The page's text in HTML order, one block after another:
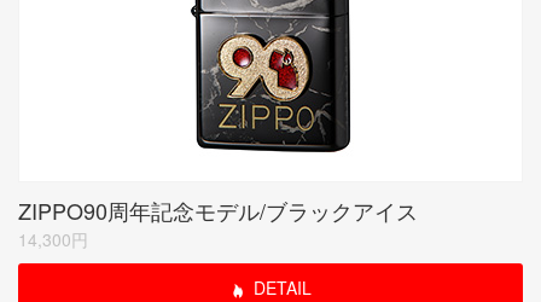
ZIPPO90周年記念モデル/ブラックアイス
14,300円
DETAIL